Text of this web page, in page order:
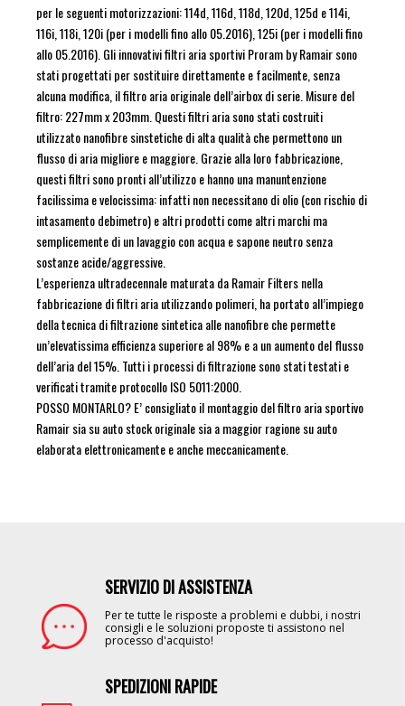
per le seguenti motorizzazioni: 114d, 116d, 118d, 120d, 125d e 114i,
116i, 118i, 120i (per i modelli fino allo 05.2016), 125i (per i modelli fino
allo 05.2016). Gli innovativi filtri aria sportivi Proram by Ramair sono
stati progettati per sostituire direttamente e facilmente, senza
alcuna modifica, il filtro aria originale dell’airbox di serie. Misure del
filtro: 227mm x 203mm. Questi filtri aria sono stati costruiti
utilizzato nanofibre sinstetiche di alta qualità che permettono un
flusso di aria migliore e maggiore. Grazie alla loro fabbricazione,
questi filtri sono pronti all’utilizzo e hanno una manuntenzione
facilissima e velocissima: infatti non necessitano di olio (con rischio di
intasamento debimetro) e altri prodotti come altri marchi ma
semplicemente di un lavaggio con acqua e sapone neutro senza
sostanze acide/aggressive.
L’esperienza ultradecennale maturata da Ramair Filters nella
fabbricazione di filtri aria utilizzando polimeri, ha portato all’impiego
della tecnica di filtrazione sintetica alle nanofibre che permette
un’elevatissima efficienza superiore al 98% e a un aumento del flusso
dell’aria del 15%. Tutti i processi di filtrazione sono stati testati e
verificati tramite protocollo ISO 5011:2000.
POSSO MONTARLO? E’ consigliato il montaggio del filtro aria sportivo
Ramair sia su auto stock originale sia a maggior ragione su auto
elaborata elettronicamente e anche meccanicamente.
SERVIZIO DI ASSISTENZA
Per te tutte le risposte a problemi e dubbi, i nostri
consigli e le soluzioni proposte ti assistono nel
processo d'acquisto!
SPEDIZIONI RAPIDE